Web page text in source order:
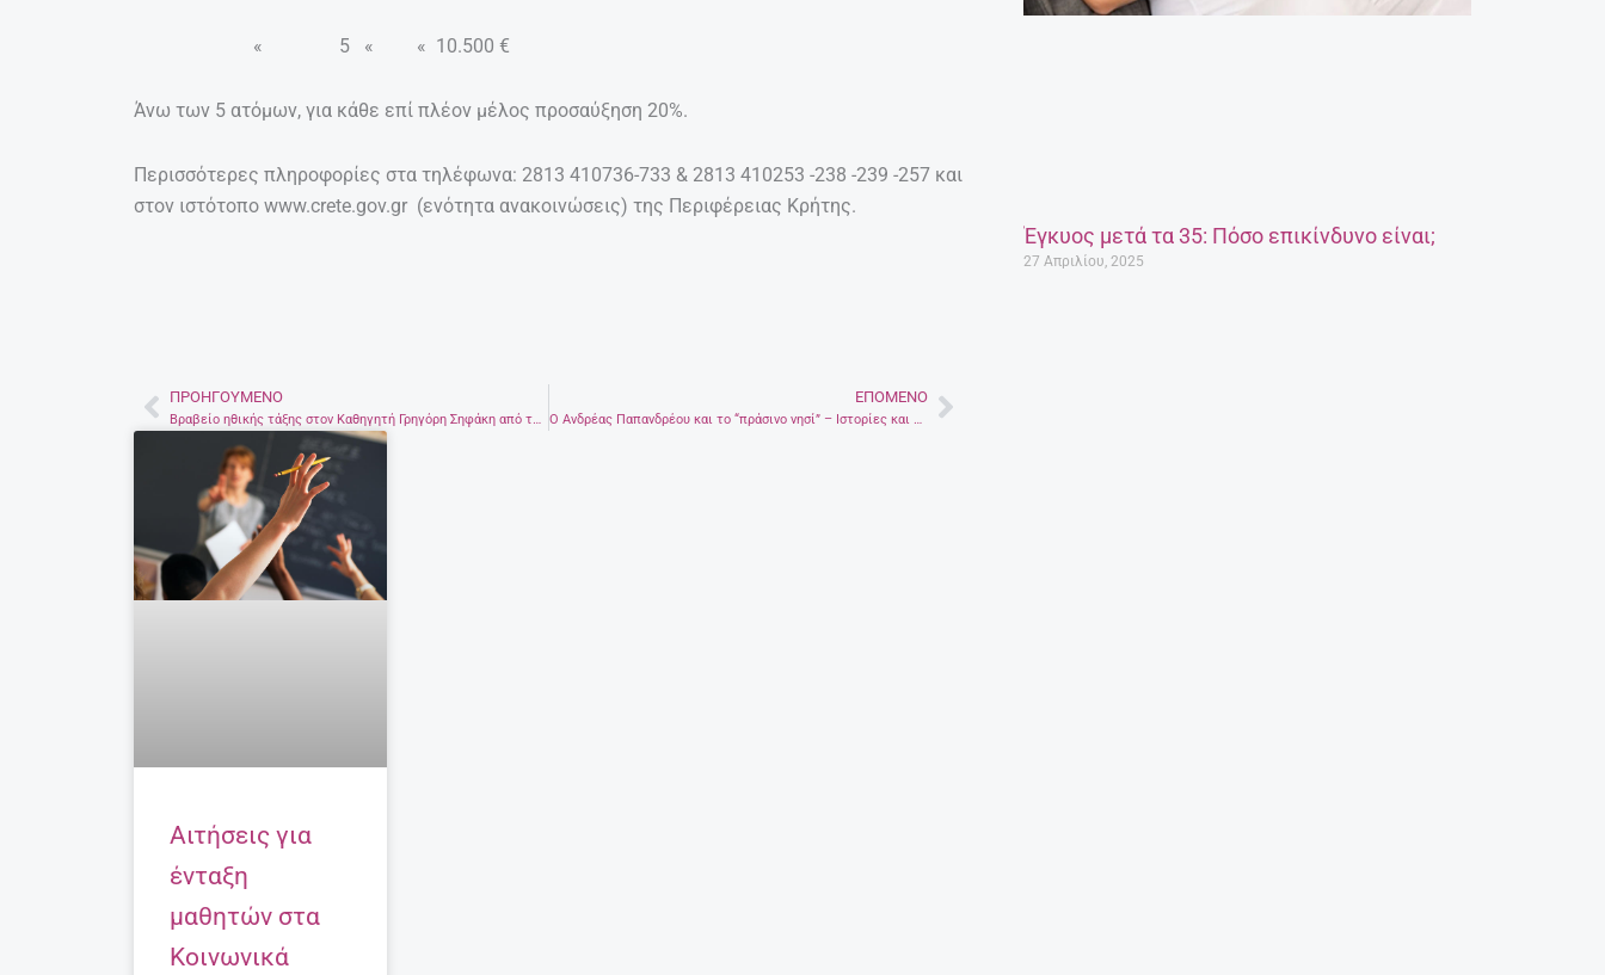
« 5 « « 10.500 €
Άνω των 5 ατόμων, για κάθε επί πλέον μέλος προσαύξηση 20%.
Περισσότερες πληροφορίες στα τηλέφωνα: 2813 410736-733 & 2813 410253 -238 -239 -257 και
στον ιστότοπο www.crete.gov.gr (ενότητα ανακοινώσεις) της Περιφέρειας Κρήτης.
Prev
ΠΡΟΗΓΟΎΜΕΝΟ
Βραβείο ηθικής τάξης στον Καθηγητή Γρηγόρη Σηφάκη από το Δήμο Ηρακλείου
ΕΠΌΜΕΝΟ
Ο Ανδρέας Παπανδρέου και το “πράσινο νησί” – Ιστορίες και εικόνες μιας άλλης εποχής Next
Αιτήσεις για
ένταξη
μαθητών στα
Κοινωνικά
Έγκυος μετά τα 35: Πόσο επικίνδυνο είναι;
27 Απριλίου, 2025